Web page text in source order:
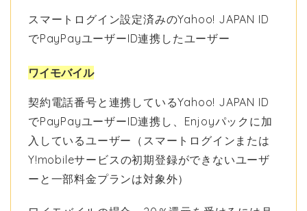
スマートログイン設定済みのYahoo! JAPAN ID
でPayPayユーザーID連携したユーザー
ワイモバイル
契約電話番号と連携しているYahoo! JAPAN ID
でPayPayユーザーID連携し、Enjoyパックに加
入しているユーザー（スマートログインまたは
Y!mobileサービスの初期登録ができないユーザ
ーと一部料金プランは対象外）